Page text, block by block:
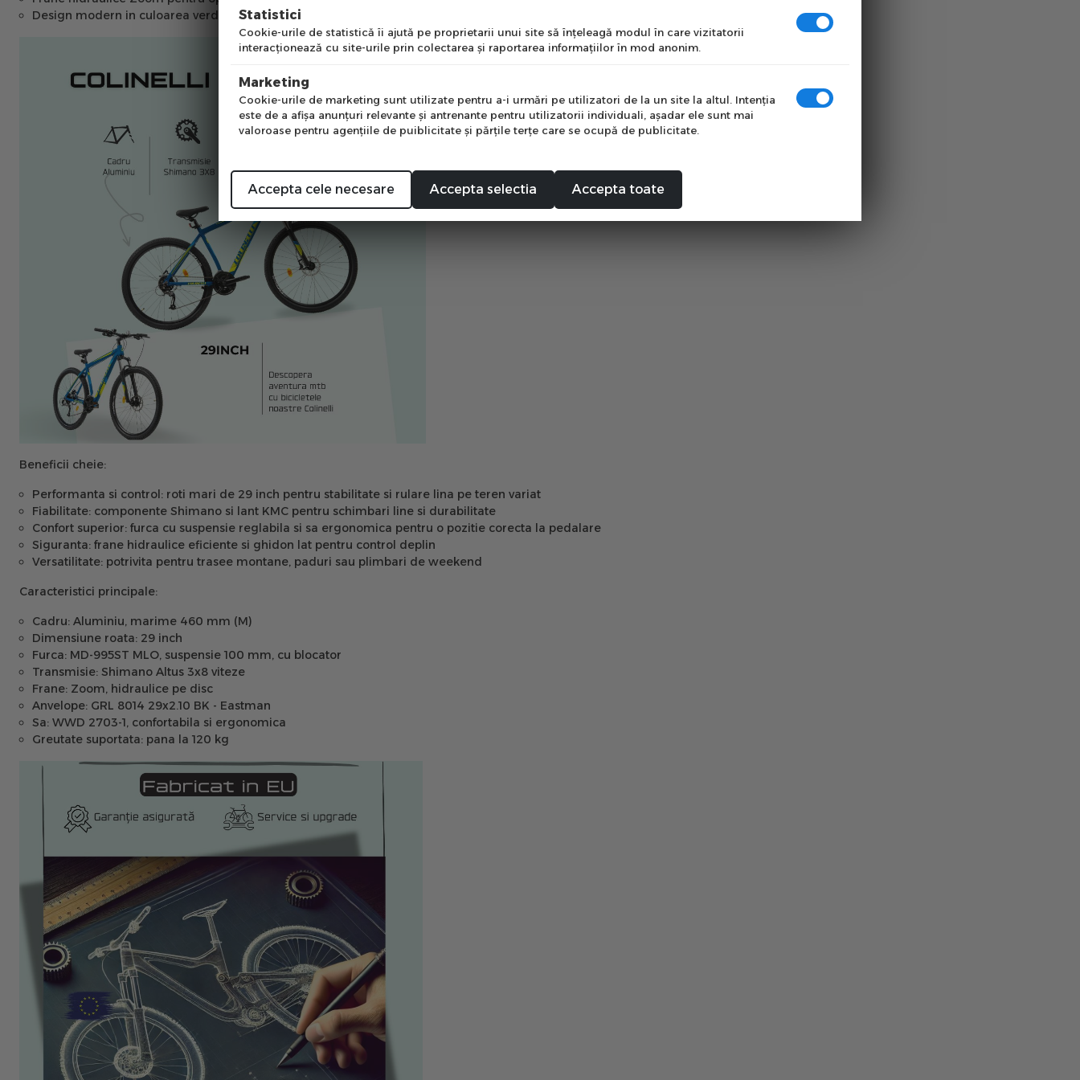
Design modern in culoarea verde, combinand eleganta cu un aspect sportiv
Beneficii cheie:
Performanta si control: roti mari de 29 inch pentru stabilitate si rulare lina pe teren variat
Fiabilitate: componente Shimano si lant KMC pentru schimbari line si durabilitate
Confort superior: furca cu suspensie reglabila si sa ergonomica pentru o pozitie corecta la pedalare
Siguranta: frane hidraulice eficiente si ghidon lat pentru control deplin
Versatilitate: potrivita pentru trasee montane, paduri sau plimbari de weekend
Caracteristici principale:
Cadru: Aluminiu, marime 460 mm (M)
Dimensiune roata: 29 inch
Furca: MD-995ST MLO, suspensie 100 mm, cu blocator
Transmisie: Shimano Altus 3x8 viteze
Frane: Zoom, hidraulice pe disc
Anvelope: GRL 8014 29x2.10 BK - Eastman
Sa: WWD 2703-1, confortabila si ergonomica
Greutate suportata: pana la 120 kg
Statistici
Cookie-urile de statistică îi ajută pe proprietarii unui site să înţeleagă modul în care vizitatorii
interacţionează cu site-urile prin colectarea şi raportarea informaţiilor în mod anonim.
Marketing
Cookie-urile de marketing sunt utilizate pentru a-i urmări pe utilizatori de la un site la altul. Intenţia
este de a afişa anunţuri relevante şi antrenante pentru utilizatorii individuali, aşadar ele sunt mai
valoroase pentru agenţiile de puiblicitate şi părţile terţe care se ocupă de publicitate.
Accepta cele necesare Accepta selectia Accepta toate
Mă abonez